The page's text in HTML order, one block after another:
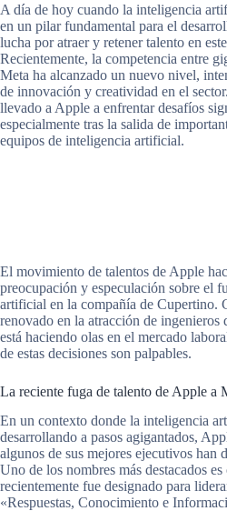
A día de hoy cuando la inteligencia
en un pilar fundamental para el
lucha por atraer y retener talento en
Recientemente, la competencia entre
Meta ha alcanzado un nuevo nivel,
de innovación y creatividad en el
llevado a Apple a enfrentar desafíos
especialmente tras la salida de
equipos de inteligencia artificial.
El movimiento de talentos de Apple
preocupación y especulación sobre el
artificial en la compañía de Cupertino.
renovado en la atracción de ingenieros
está haciendo olas en el mercado
de estas decisiones son palpables.
La reciente fuga de talento de Apple a
En un contexto donde la inteligencia
desarrollando a pasos agigantados,
algunos de sus mejores ejecutivos han
Uno de los nombres más destacados es
recientemente fue designado para
«Respuestas, Conocimiento e